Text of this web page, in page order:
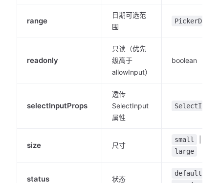
range
日期可选范
围
readonly
只读（优先
级高于
allowInput）
boolean
selectInputProps
透传
SelectInput
属性
size 尺寸
small
large
status 状态
default